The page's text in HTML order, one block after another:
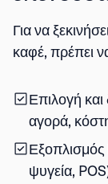
Για να
καφέ, πρέπει
Επιλογή
αγορά,
ψυγεία,